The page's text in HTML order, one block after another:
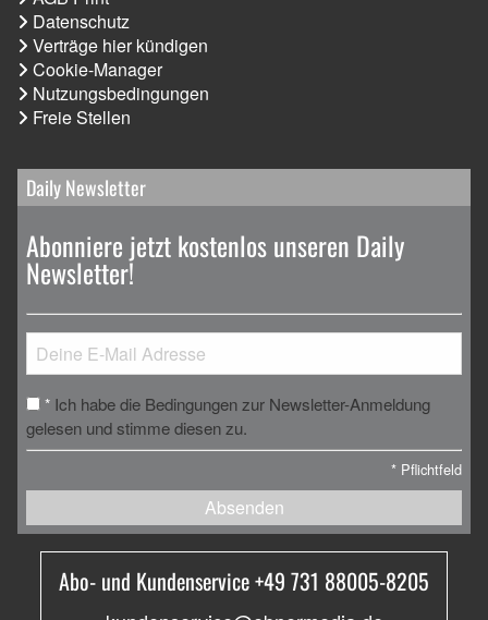
Datenschutz
Verträge hier kündigen
Cookie-Manager
Nutzungsbedingungen
Freie Stellen
Daily Newsletter
Abonniere jetzt kostenlos unseren Daily
Newsletter!
* Ich habe die Bedingungen zur Newsletter-Anmeldung
gelesen und stimme diesen zu.
* Pflichtfeld
Absenden
Abo- und Kundenservice +49 731 88005-8205